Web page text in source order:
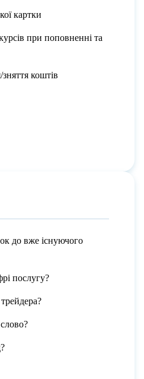
картки
при поповненні та
коштів
до вже існуючого
послугу?